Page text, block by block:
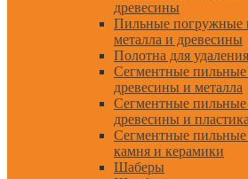
древесины
Пильные погружные
металла и древесины
Полотна для
Сегментные пильные
древесины и металла
Сегментные пильные
древесины и пластика
Сегментные пильные
камня и керамики
Шаберы